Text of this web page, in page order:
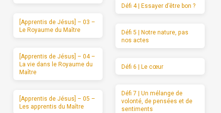
[Apprentis de Jésus] – 03 –
Le Royaume du Maître
[Apprentis de Jésus] – 04 –
La vie dans le Royaume du
Maître
[Apprentis de Jésus] – 05 –
Les apprentis du Maître
Défi 4 | Essayer d’être bon ?
Défi 5 | Notre nature, pas
nos actes
Défi 6 | Le cœur
Défi 7 | Un mélange de
volonté, de pensées et de
sentiments